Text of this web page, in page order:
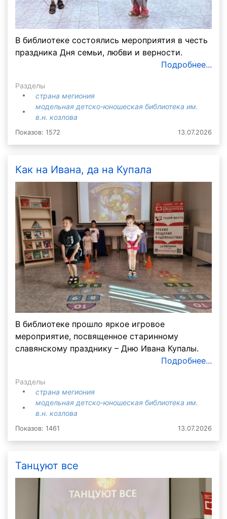
В библиотеке состоялись мероприятия в честь
праздника Дня семьи, любви и верности.
Подробнее...
Разделы
страна мегиония
модельная детско-юношеская библиотека им.
в.н. козлова
Показов: 1572 13.07.2026
Как на Ивана, да на Купала
В библиотеке прошло яркое игровое
мероприятие, посвященное старинному
славянскому празднику – Дню Ивана Купалы.
Подробнее...
Разделы
страна мегиония
модельная детско-юношеская библиотека им.
в.н. козлова
Показов: 1461 13.07.2026
Танцуют все